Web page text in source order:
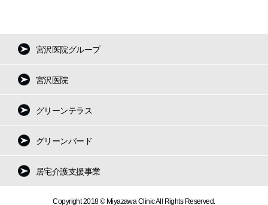
宮沢医院グループ
宮沢医院
グリーンテラス
グリーンバード
居宅介護支援事業
Copyright 2018 © Miyazawa Clinic All Rights Reserved.